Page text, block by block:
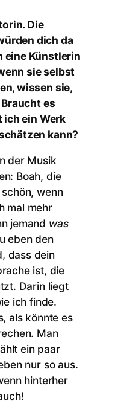
Die
dich da
eine Künstlerin
sie selbst
wissen sie,
es
ich ein Werk
kann?
der Musik
Boah, die
wenn
mal mehr
jemand was
eben den
dass dein
ist, die
Darin liegt
ich finde.
als könnte es
Man
ein paar
nur so aus.
hinterher